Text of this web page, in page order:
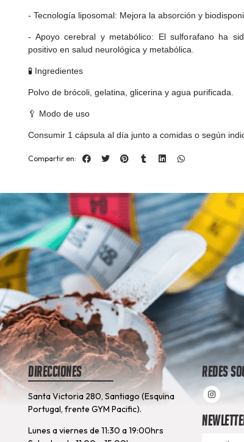
- Tecnología liposomal: Mejora la absorción y
- Apoyo cerebral y metabólico: El sulforafano ha
positivo en salud neurológica y metabólica.
🧪 Ingredientes
Polvo de brócoli, gelatina, glicerina y agua purificada.
🥄 Modo de uso
Consumir 1 cápsula al día junto a comidas o según
Compartir en:
Direcciones
Santa Victoria 280, Santiago (Esquina
Portugal, frente GYM Pacific).
Lunes a viernes de 11:30 a 19:00hrs
Redes